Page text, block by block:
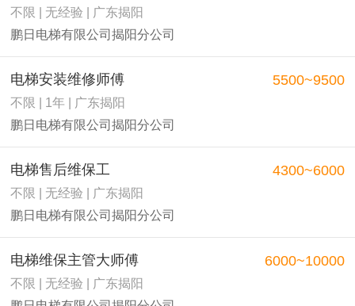
不限 | 无经验 | 广东揭阳
鹏日电梯有限公司揭阳分公司
电梯安装维修师傅
不限 | 1年 | 广东揭阳
鹏日电梯有限公司揭阳分公司
5500~9500
电梯售后维保工
不限 | 无经验 | 广东揭阳
鹏日电梯有限公司揭阳分公司
4300~6000
电梯维保主管大师傅
不限 | 无经验 | 广东揭阳
6000~10000